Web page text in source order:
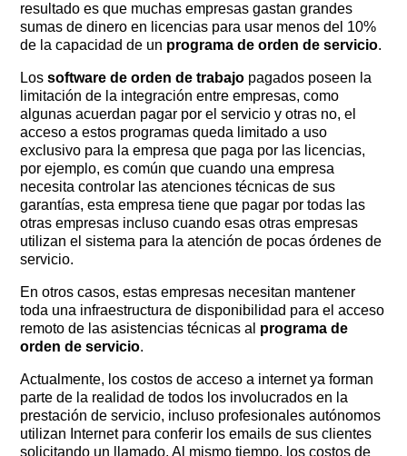
resultado es que muchas empresas gastan grandes
sumas de dinero en licencias para usar menos del 10%
de la capacidad de un programa de orden de servicio.
Lossoftware de orden de trabajo pagados poseen la
limitación de la integración entre empresas, como
algunas acuerdan pagar por el servicio y otras no, el
acceso a estos programas queda limitado a uso
exclusivo para la empresa que paga por las licencias,
por ejemplo, es común que cuando una empresa
necesita controlar las atenciones técnicas de sus
garantías, esta empresa tiene que pagar por todas las
otras empresas incluso cuando esas otras empresas
utilizan el sistema para la atención de pocas órdenes de
servicio.
En otros casos, estas empresas necesitan mantener
toda una infraestructura de disponibilidad para el acceso
remoto de las asistencias técnicas al programa de
orden de servicio.
Actualmente, los costos de acceso a internet ya forman
parte de la realidad de todos los involucrados en la
prestación de servicio, incluso profesionales autónomos
utilizan Internet para conferir los emails de sus clientes
solicitando un llamado. Al mismo tiempo, los costos de